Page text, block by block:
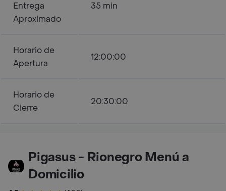
Entrega
Aproximado
35 min
Horario de
Apertura
12:00:00
Horario de
Cierre
20:30:00
Pigasus - Rionegro Menú a
Domicilio